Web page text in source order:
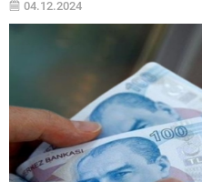
04.12.2024